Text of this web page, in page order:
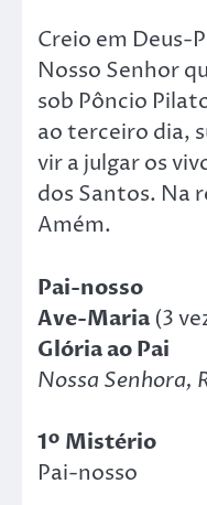
Creio em Deus-
Nosso Senhor
sob Pôncio
ao terceiro dia,
vir a julgar os
dos Santos. Na
Amém.
Pai-nosso
Ave-Maria(3
Glória ao Pai
Nossa Senhora,
1º Mistério
Pai-nosso